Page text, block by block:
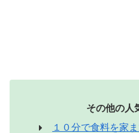
その他の人
１０分で食料を家